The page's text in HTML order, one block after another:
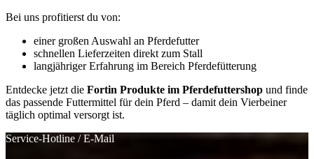
Bei uns profitierst du von:
einer großen Auswahl an Pferdefutter
schnellen Lieferzeiten direkt zum Stall
langjähriger Erfahrung im Bereich Pferdefütterung
Entdecke jetzt die Fortin Produkte im Pferdefuttershop und finde
das passende Futtermittel für dein Pferd – damit dein Vierbeiner
täglich optimal versorgt ist.
Service-Hotline / E-Mail